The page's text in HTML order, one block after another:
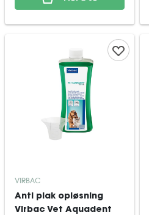
VIRBAC
Anti plak opløsning
Virbac Vet Aquadent